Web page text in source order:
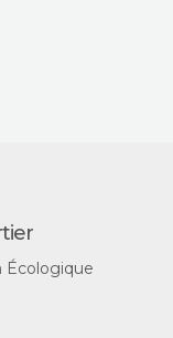
Écologique